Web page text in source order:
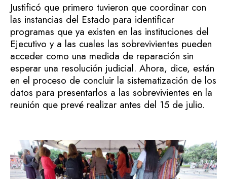
Justificó que primero tuvieron que coordinar con
las instancias del Estado para identificar
programas que ya existen en las instituciones del
Ejecutivo y a las cuales las sobrevivientes pueden
acceder como una medida de reparación sin
esperar una resolución judicial. Ahora, dice, están
en el proceso de concluir la sistematización de los
datos para presentarlos a las sobrevivientes en la
reunión que prevé realizar antes del 15 de julio.